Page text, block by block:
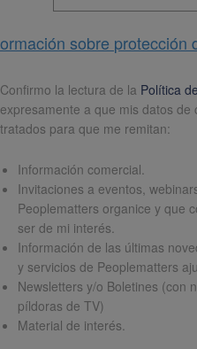
sobre protección
Confirmo la lectura de la Política
expresamente a que mis datos de
tratados para que me remitan:
Información comercial.
Invitaciones a eventos,
Peoplematters organice y que
ser de mi interés.
Información de las últimas
y servicios de Peoplematters
Newsletters y/o Boletines (con
píldoras de TV)
Material de interés.